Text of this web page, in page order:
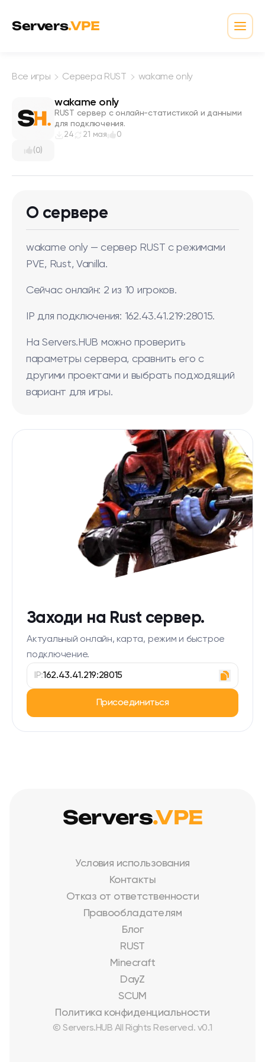
Servers.VPE
Все игры Сервера RUST wakame only
(0)
wakame only
RUST сервер с онлайн-статистикой и данными
для подключения.
24
21 мая 0
О сервере
wakame only — сервер RUST с режимами
PVE, Rust, Vanilla.
Сейчас онлайн: 2 из 10 игроков.
IP для подключения: 162.43.41.219:28015.
На Servers.HUB можно проверить
параметры сервера, сравнить его с
другими проектами и выбрать подходящий
вариант для игры.
Заходи на Rust сервер.
Актуальный онлайн, карта, режим и быстрое
подключение.
IP:162.43.41.219:28015
Присоединиться
Условия использования
Контакты
Отказ от ответственности
Правообладателям
Блог
RUST
Minecraft
DayZ
SCUM
Политика конфиденциальности
© Servers.HUB All Rights Reserved. v0.1
Servers.VPE